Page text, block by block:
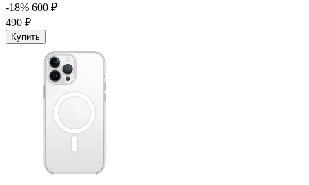
-18% 600 ₽
490 ₽
Купить